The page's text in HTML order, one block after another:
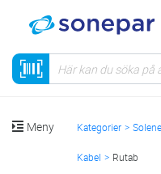
Meny Kategorier
Kabel Rutab